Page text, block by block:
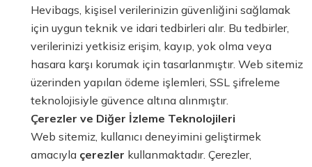
Hevibags, kişisel verilerinizin güvenliğini sağlamak
için uygun teknik ve idari tedbirleri alır. Bu tedbirler,
verilerinizi yetkisiz erişim, kayıp, yok olma veya
hasara karşı korumak için tasarlanmıştır. Web sitemiz
üzerinden yapılan ödeme işlemleri, SSL şifreleme
teknolojisiyle güvence altına alınmıştır.
Çerezler ve Diğer İzleme Teknolojileri
Web sitemiz, kullanıcı deneyimini geliştirmek
amacıyla çerezler kullanmaktadır. Çerezler,